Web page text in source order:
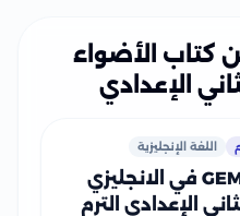
كتاب الأضواء
الإعدادي
اللغة الإنجليزية
مراجعة GEM في الانجليزي
الإعدادي الترم